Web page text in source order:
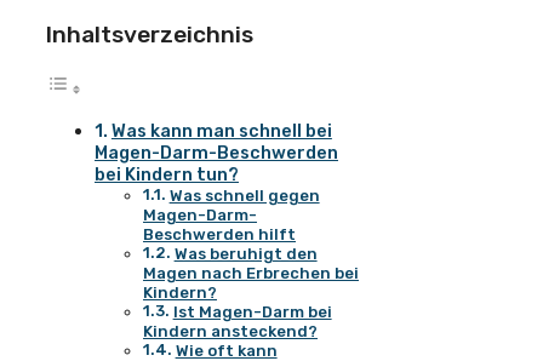
Inhaltsverzeichnis
Was kann man schnell bei
Magen-Darm-Beschwerden
bei Kindern tun?
Was schnell gegen
Magen-Darm-
Beschwerden hilft
Was beruhigt den
Magen nach Erbrechen bei
Kindern?
Ist Magen-Darm bei
Kindern ansteckend?
Wie oft kann